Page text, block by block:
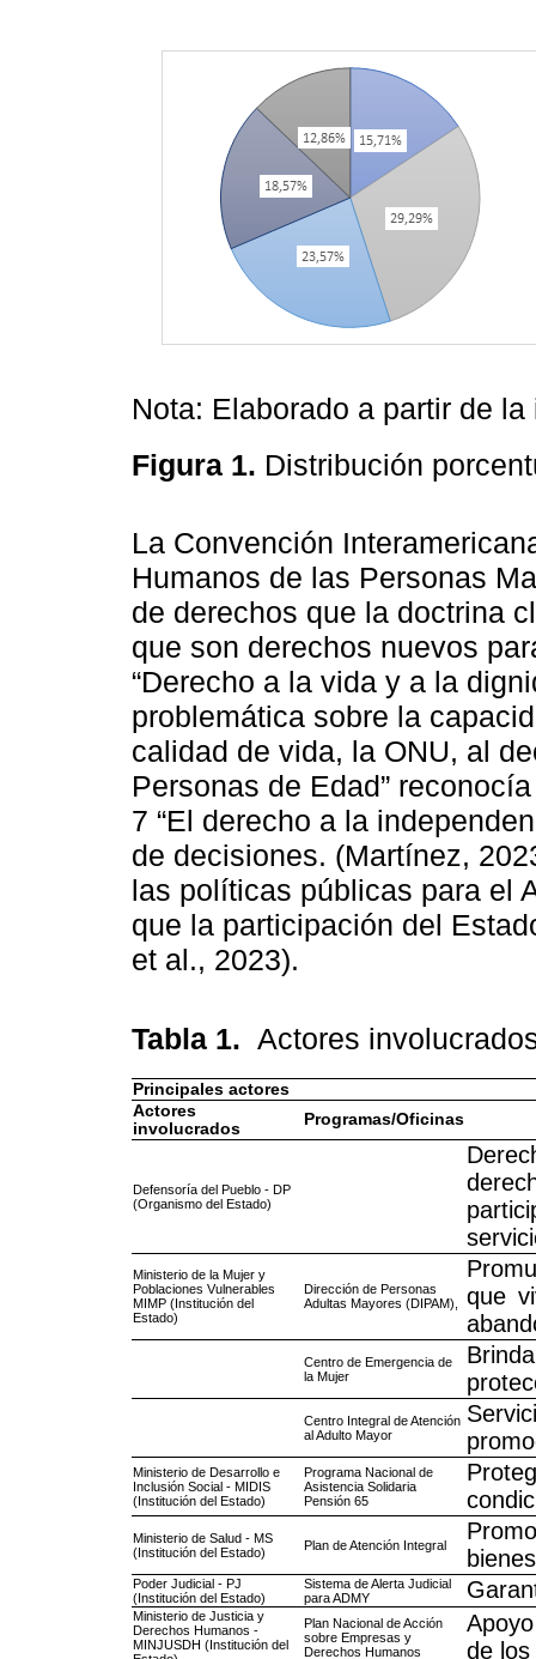
Nota: Elaborado a partir de
Figura 1. Distribución
La Convención
Humanos de las Personas
de derechos que la doctrina
que son derechos nuevos
“Derecho a la vida y a la
problemática sobre la
calidad de vida, la ONU, al
Personas de Edad”
7 “El derecho a la
de decisiones. (Martínez,
las políticas públicas para el
que la participación del
et al., 2023).
Tabla 1. Actores
Principales actores
Actores
involucrados
Programas/Oficinas
Defensoría del Pueblo - DP
(Organismo del Estado)
Ministerio de la Mujer y
Poblaciones Vulnerables
MIMP (Institución del
Estado)
Dirección de Personas
Adultas Mayores (DIPAM),
que
Centro de Emergencia de
la Mujer
Centro Integral de Atención
al Adulto Mayor
Ministerio de Desarrollo e
Inclusión Social - MIDIS
(Institución del Estado)
Programa Nacional de
Asistencia Solidaria
Pensión 65
Ministerio de Salud - MS
(Institución del Estado)
Plan de Atención Integral
Poder Judicial - PJ
(Institución del Estado)
Sistema de Alerta Judicial
para ADMY
Ministerio de Justicia y
Derechos Humanos -
MINJUSDH (Institución del
Plan Nacional de Acción
sobre Empresas y
Derechos Humanos
de